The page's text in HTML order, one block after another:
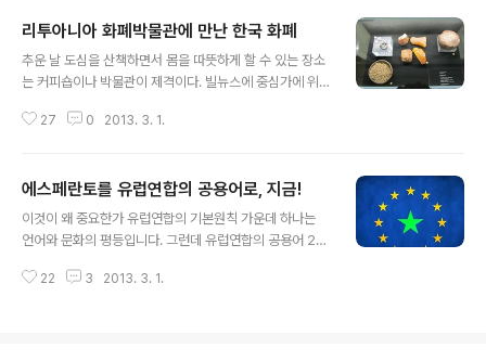
리투아니아 화폐박물관에 만난 한국 화폐
추운 날 도심을 산책하면서 몸을 따뜻하게 할 수 있는 장소
는 커피숍이나 박물관이 제격이다. 빌뉴스에 중심가에 위
은행이 운영하는 이 박물관은 입장료가 없다. 리투아니아
1일: 화-금 9시-18시, 토 10시-17시 지하 1층에서는 전시
물을 통해 리투아니아 화폐 역사를 엿볼 수 있다. ▲ 화폐
박물관 지하 1층 ▲ 고대 리투아니아 사람들은 곡물, 호박,
대기로 거래했다. 1층에는 각국의 화폐에 대한 정보를 화면
27 0 2013. 3. 1.
에스페란토를 유럽연합의 공용어로, 지금!
이것이 왜 중요한가 유럽연합의 기본원칙 가운데 하나는
언어와 문화의 평등입니다. 그런데 유럽연합의 공용어 23
다른 언어들에 비하여 선호되고 있는데, 유럽중앙은행에서
22 3 2013. 3. 1.